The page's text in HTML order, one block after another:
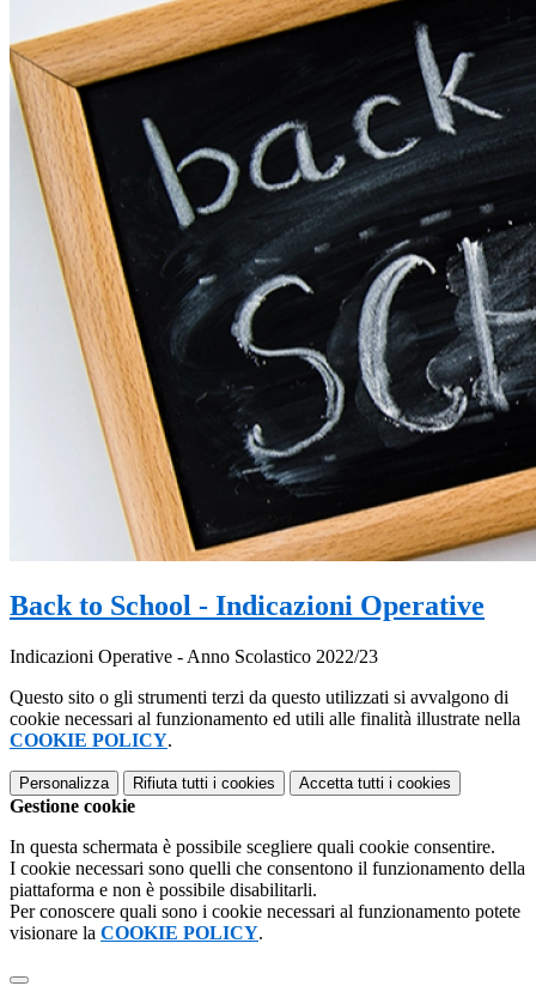
Back to School - Indicazioni Operative
Indicazioni Operative - Anno Scolastico 2022/23
Questo sito o gli strumenti terzi da questo utilizzati si avvalgono di
cookie necessari al funzionamento ed utili alle finalità illustrate nella
COOKIE POLICY.
Personalizza Rifiuta tutti i cookies Accetta tutti i cookies
Gestione cookie
In questa schermata è possibile scegliere quali cookie consentire.
I cookie necessari sono quelli che consentono il funzionamento della
piattaforma e non è possibile disabilitarli.
Per conoscere quali sono i cookie necessari al funzionamento potete
visionare la COOKIE POLICY.